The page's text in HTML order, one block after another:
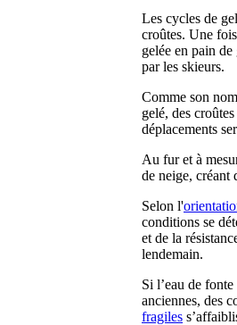
Les cycles de
croûtes. Une
gelée en pain
par les skieurs.
Comme son
gelé, des
déplacements
Au fur et à
de neige, créant
Selon l'
conditions se
et de la
lendemain.
Si l’eau de
anciennes, des
fragiles